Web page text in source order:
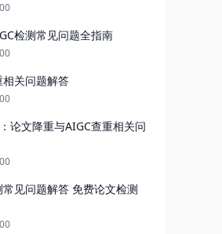
检测常见问题全指南
关问题解答
论文降重与AIGC查重相关问
见问题解答 免费论文检测